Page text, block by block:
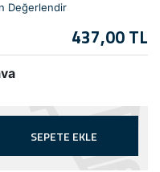
Değerlendir
437,00 TL
SEPETE EKLE